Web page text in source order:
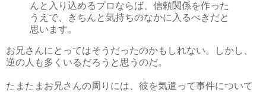
んと入り込めるプロならば、信頼関係を作った
うえで、きちんと気持ちのなかに入るべきだと
思います。
お兄さんにとってはそうだったのかもしれない。しかし、
逆の人も多くいるだろうと思うのだ。
たまたまお兄さんの周りには、彼を気遣って事件について